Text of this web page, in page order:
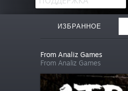
ИЗБРАННОЕ
From Analiz Games
From Analiz Games